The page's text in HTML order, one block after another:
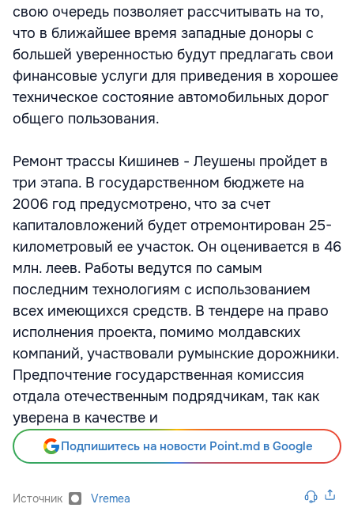
свою очередь позволяет рассчитывать на то,
что в ближайшее время западные доноры с
большей уверенностью будут предлагать свои
финансовые услуги для приведения в хорошее
техническое состояние автомобильных дорог
общего пользования.
Ремонт трассы Кишинев - Леушены пройдет в
три этапа. В государственном бюджете на
2006 год предусмотрено, что за счет
капиталовложений будет отремонтирован 25-
километровый ее участок. Он оценивается в 46
млн. леев. Работы ведутся по самым
последним технологиям с использованием
всех имеющихся средств. В тендере на право
исполнения проекта, помимо молдавских
компаний, участвовали румынские дорожники.
Предпочтение государственная комиссия
отдала отечественным подрядчикам, так как
уверена в качестве и
Подпишитесь на новости Point.md в Google
Источник Vremea